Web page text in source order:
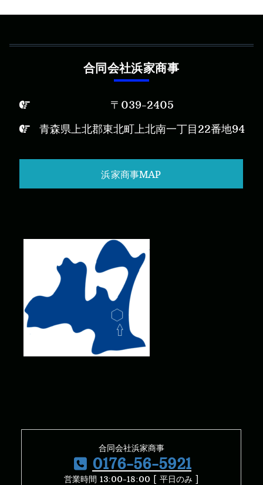
合同会社浜家商事
〒039-2405
青森県上北郡東北町上北南一丁目22番地94
浜家商事MAP
合同会社浜家商事
0176-56-5921
営業時間 13:00-18:00 [ 平日のみ ]